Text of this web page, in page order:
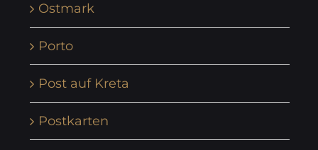
Ostmark
Porto
Post auf Kreta
Postkarten